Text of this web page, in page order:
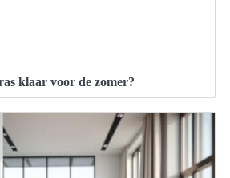
klaar voor de zomer?